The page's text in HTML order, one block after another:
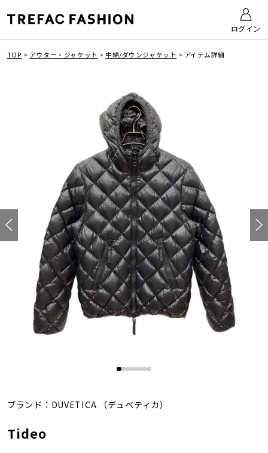
ログイン
TOP > アウター・ジャケット > 中綿/ダウンジャケット > アイテム詳細
ブランド： DUVETICA （デュベティカ）
Tideo